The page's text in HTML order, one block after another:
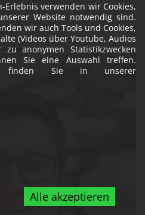
verwenden wir Cookies,
Website notwendig sind.
wir auch Tools und Cookies,
(Videos über Youtube, Audios
anonymen Statistikzwecken
Sie eine Auswahl treffen.
finden Sie in unserer
Alle akzeptieren